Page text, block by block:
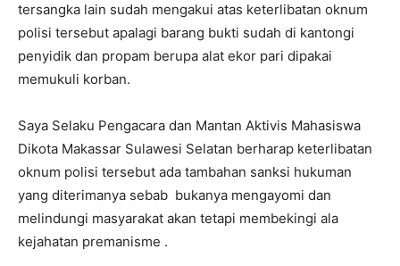
tersangka lain sudah mengakui atas keterlibatan oknum
polisi tersebut apalagi barang bukti sudah di kantongi
penyidik dan propam berupa alat ekor pari dipakai
memukuli korban.
Saya Selaku Pengacara dan Mantan Aktivis Mahasiswa
Dikota Makassar Sulawesi Selatan berharap keterlibatan
oknum polisi tersebut ada tambahan sanksi hukuman
yang diterimanya sebab bukanya mengayomi dan
melindungi masyarakat akan tetapi membekingi ala
kejahatan premanisme .